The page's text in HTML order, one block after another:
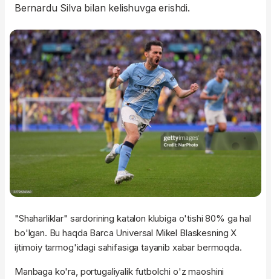
Bernardu Silva bilan kelishuvga erishdi.
"Shaharliklar" sardorining katalon klubiga o'tishi 80% ga hal
bo'lgan. Bu haqda Barca Universal Mikel Blaskesning X
ijtimoiy tarmog'idagi sahifasiga tayanib xabar bermoqda.
Manbaga ko'ra, portugaliyalik futbolchi o'z maoshini